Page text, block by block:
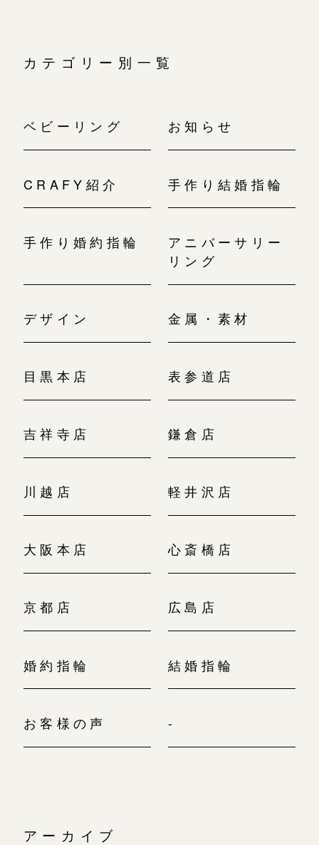
カテゴリー別一覧
ベビーリング お知らせ
CRAFY紹介 手作り結婚指輪
手作り婚約指輪
アニバーサリー
リング
デザイン 金属・素材
目黒本店 表参道店
吉祥寺店 鎌倉店
川越店 軽井沢店
大阪本店 心斎橋店
京都店 広島店
婚約指輪 結婚指輪
お客様の声 -
アーカイブ